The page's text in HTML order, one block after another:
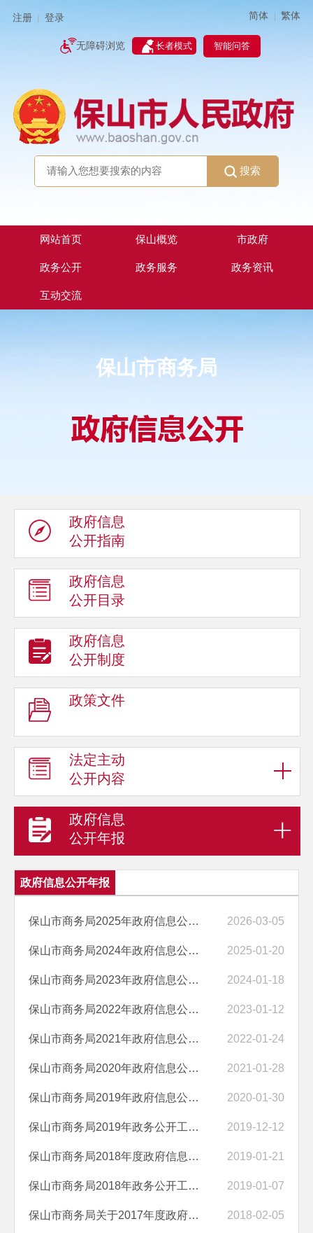
注册 登录 简体 | 繁体
无障碍浏览 长者模式 智能问答
搜索
网站首页 保山概览 市政府
政务公开 政务服务 政务资讯
互动交流
保山市商务局
政府信息
公开指南
政府信息
公开目录
政府信息
公开制度
政策文件
法定主动
公开内容
政府信息
公开年报
政府信息公开年报
保山市商务局2025年政府信息公开工作年度报告 2026-03-05
保山市商务局2024年政府信息公开工作年度报告 2025-01-20
保山市商务局2023年政府信息公开工作年度报告 2024-01-18
保山市商务局2022年政府信息公开工作年度报告 2023-01-12
保山市商务局2021年政府信息公开工作年度报告 2022-01-24
保山市商务局2020年政府信息公开工作年度报告 2021-01-28
保山市商务局2019年政府信息公开工作年度报告 2020-01-30
保山市商务局2019年政务公开工作要点落实情况报告 2019-12-12
保山市商务局2018年度政府信息公开年度报告 2019-01-21
保山市商务局2018年政务公开工作要点落实情况 2019-01-07
保山市商务局关于2017年度政府信息公开工作情况的报告 2018-02-05